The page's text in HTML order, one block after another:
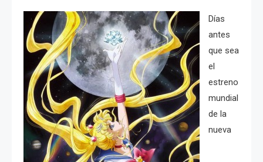
Días
antes
que sea
el
estreno
mundial
de la
nueva